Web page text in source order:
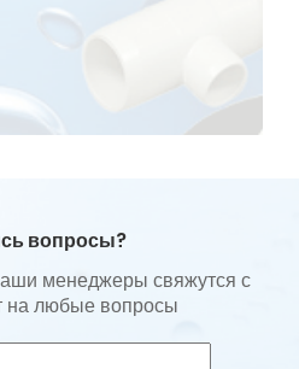
вопросы?
менеджеры свяжутся с
на любые вопросы